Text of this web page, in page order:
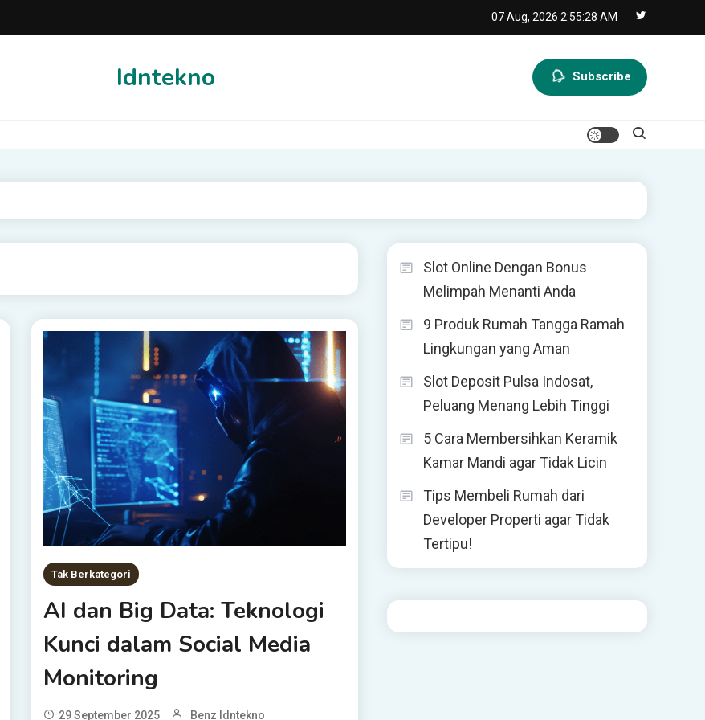
07 Aug, 2026 2:55:28 AM
Idntekno Subscribe
Tak Berkategori
AI dan Big Data: Teknologi
Kunci dalam Social Media
Monitoring
29 September 2025 Benz Idntekno
Slot Online Dengan Bonus
Melimpah Menanti Anda
9 Produk Rumah Tangga Ramah
Lingkungan yang Aman
Slot Deposit Pulsa Indosat,
Peluang Menang Lebih Tinggi
5 Cara Membersihkan Keramik
Kamar Mandi agar Tidak Licin
Tips Membeli Rumah dari
Developer Properti agar Tidak
Tertipu!